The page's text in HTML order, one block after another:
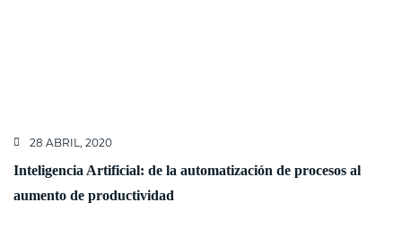
28 ABRIL, 2020
Inteligencia Artificial: de la automatización de procesos al
aumento de productividad